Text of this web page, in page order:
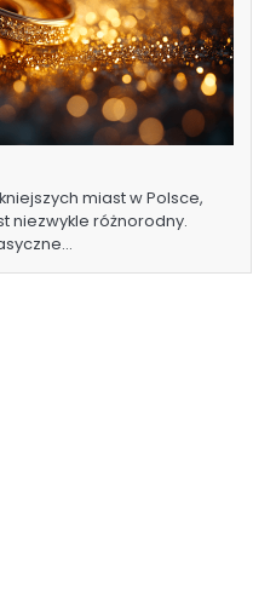
miast w Polsce,
niezwykle różnorodny.